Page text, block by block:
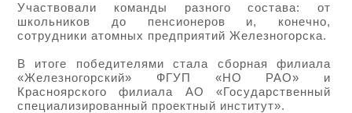
Участвовали команды разного состава: от
школьников до пенсионеров и, конечно,
сотрудники атомных предприятий Железногорска.
В итоге победителями стала сборная филиала
«Железногорский» ФГУП «НО РАО» и
Красноярского филиала АО «Государственный
специализированный проектный институт».